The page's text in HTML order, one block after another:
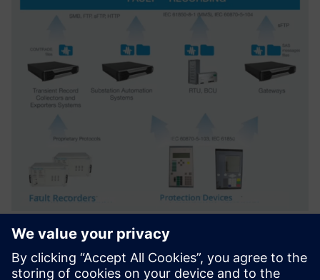
IVPower AFA Automated Fault
Analysis